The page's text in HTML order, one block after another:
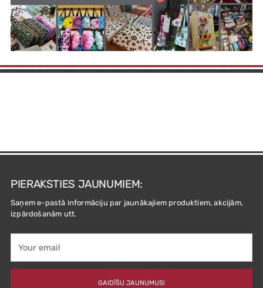
PIERAKSTIES JAUNUMIEM:
Saņem e-pastā informāciju par jaunākajiem produktiem, akcijām,
izpārdošanām utt.
email
GAIDĪŠU JAUNUMUS!